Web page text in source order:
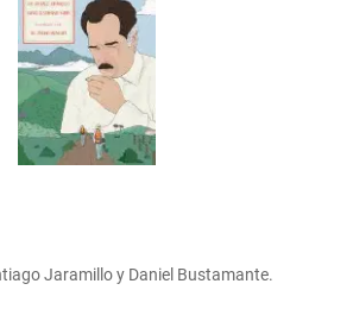
Jaramillo y Daniel Bustamante.